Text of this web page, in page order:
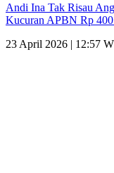
Andi Ina Tak Risau
Kucuran APBN Rp
23 April 2026 | 12:57